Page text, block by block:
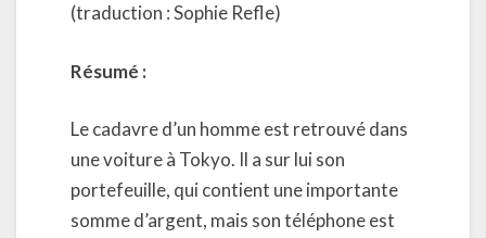
(traduction : Sophie Refle)
Résumé :
Le cadavre d’un homme est retrouvé dans
une voiture à Tokyo. Il a sur lui son
portefeuille, qui contient une importante
somme d’argent, mais son téléphone est